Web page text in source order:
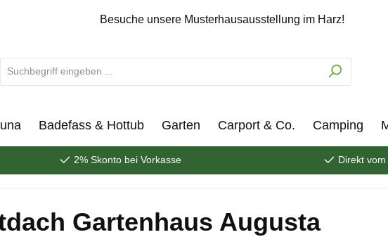
Besuche unsere Musterhausausstellung im Harz!
Badefass & Hottub Garten Carport & Co. Camping
2% Skonto bei Vorkasse Direkt
Gartenhaus Augusta